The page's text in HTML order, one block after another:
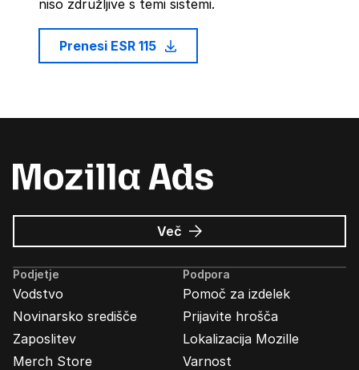
niso združljive s temi sistemi.
Prenesi ESR 115
Več o
Oglasi
Mozilla
Podjetje
Vodstvo
Novinarsko središče
Zaposlitev
Merch Store
Podpora
Pomoč za izdelek
Prijavite hrošča
Lokalizacija Mozille
Varnost